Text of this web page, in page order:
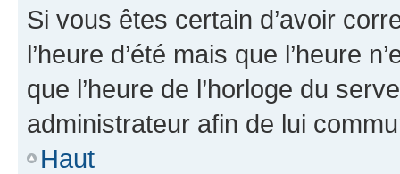
Si vous êtes certain d’avoir
l’heure d’été mais que l’heure
que l’heure de l’horloge du
administrateur afin de lui
Haut